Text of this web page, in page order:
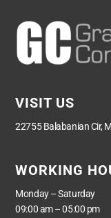
VISIT US
22755 Balabanian Cir,
WORKING
Monday – Saturday
09:00 am – 05:00 pm